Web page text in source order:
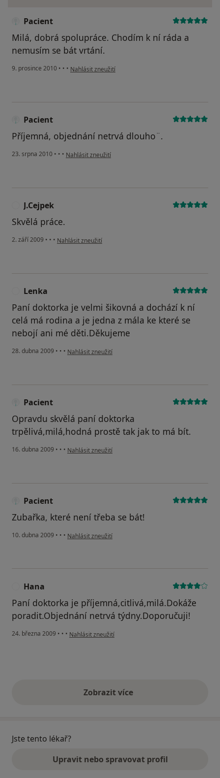
Pacient
Milá, dobrá spolupráce. Chodím k ní ráda a
nemusím se bát vrtání.
9. prosince 2010 • • • podle názoru uživatele Pacient
Nahlásit zneužití
Pacient
Příjemná, objednání netrvá dlouho¨.
23. srpna 2010 • • • podle názoru uživatele Pacient
Nahlásit zneužití
J.Cejpek
Skvělá práce.
2. září 2009 • • • podle názoru uživatele J.Cejpek
Nahlásit zneužití
Lenka
Paní doktorka je velmi šikovná a dochází k ní
celá má rodina a je jedna z mála ke které se
nebojí ani mé děti.Děkujeme
28. dubna 2009 • • • podle názoru uživatele Lenka
Nahlásit zneužití
Pacient
Opravdu skvělá paní doktorka
trpělivá,milá,hodná prostě tak jak to má bít.
16. dubna 2009 • • • podle názoru uživatele Pacient
Nahlásit zneužití
Pacient
Zubařka, které není třeba se bát!
10. dubna 2009 • • • podle názoru uživatele Pacient
Nahlásit zneužití
Hana
Paní doktorka je příjemná,citlivá,milá.Dokáže
poradit.Objednání netrvá týdny.Doporučuji!
24. března 2009 • • • podle názoru uživatele Hana
Nahlásit zneužití
Zobrazit vícevýše uvedené názory
Jste tento lékař?
Upravit nebo spravovat profil